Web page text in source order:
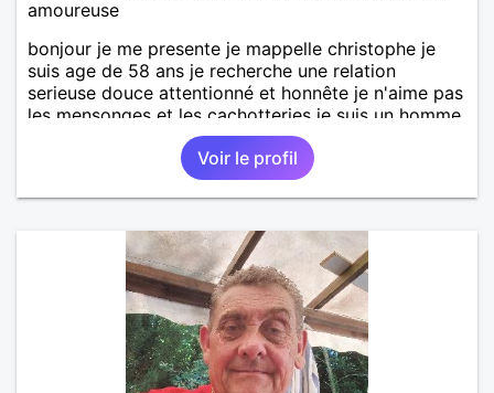
amoureuse
bonjour je me presente je mappelle christophe je
suis age de 58 ans je recherche une relation
serieuse douce attentionné et honnête je n'aime pas
les mensonges et les cachotteries je suis un homme
sensible doux câlin et franc. PS je n'habite pas à
Marseille mes fans de l'équipe de l'OM je suis du
département de la Nièvre 58
Voir le profil